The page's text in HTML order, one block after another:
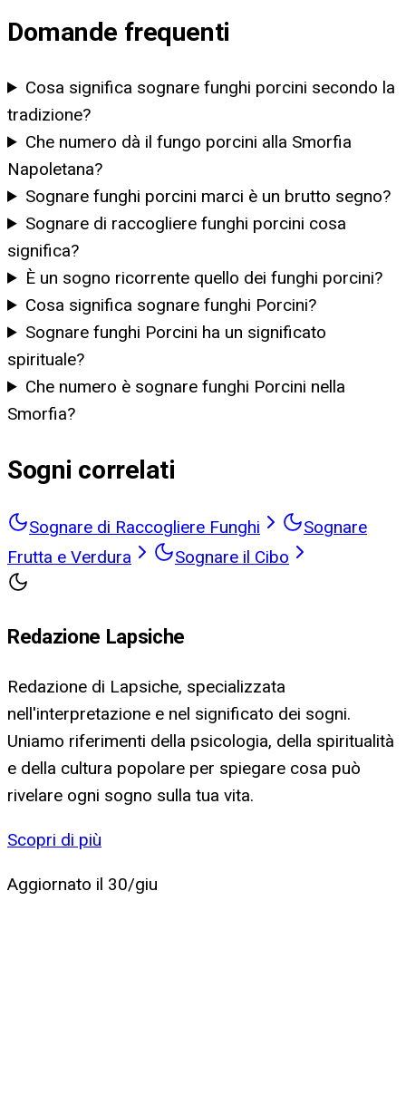
Domande frequenti
Cosa significa sognare funghi porcini secondo la
tradizione?
Che numero dà il fungo porcini alla Smorfia
Napoletana?
Sognare funghi porcini marci è un brutto segno?
Sognare di raccogliere funghi porcini cosa
significa?
È un sogno ricorrente quello dei funghi porcini?
Cosa significa sognare funghi Porcini?
Sognare funghi Porcini ha un significato
spirituale?
Che numero è sognare funghi Porcini nella
Smorfia?
Sogni correlati
Sognare di Raccogliere Funghi
Sognare
Frutta e Verdura
Sognare il Cibo
Redazione Lapsiche
Redazione di Lapsiche, specializzata
nell'interpretazione e nel significato dei sogni.
Uniamo riferimenti della psicologia, della spiritualità
e della cultura popolare per spiegare cosa può
rivelare ogni sogno sulla tua vita.
Scopri di più
Aggiornato il 30/giu